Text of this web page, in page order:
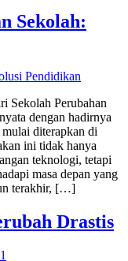
Sekolah:
Sekolah Perubahan
dengan hadirnya
diterapkan di
ini tidak hanya
teknologi, tetapi
masa depan yang
terakhir, […]
Drastis